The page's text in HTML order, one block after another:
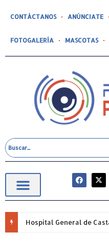
CONTÁCTANOS ANÚNCIATE
FOTOGALERÍA MASCOTAS